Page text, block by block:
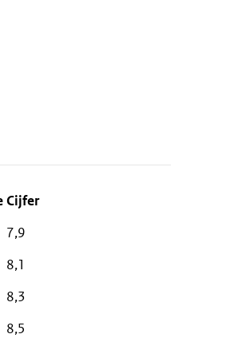
7,9
8,1
8,3
8,5